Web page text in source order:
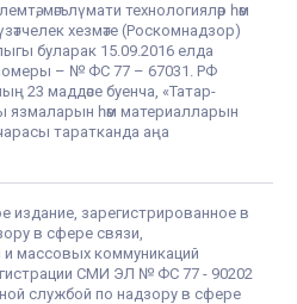
мәгълүмати технологияләр һәм
хезмәте (Роскомнадзор)
буларак 15.09.2016 елда
номеры – № ФС 77 – 67031. РФ
23 маддәсе буенча, «Татар-
язмаларын һәм материалларын
таратканда аңа
издание, зарегистрированное в
в сфере связи,
массовых коммуникаций
СМИ ЭЛ № ФС 77 - 90202
службой по надзору в сфере